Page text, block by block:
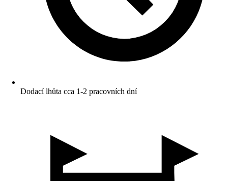
Dodací lhůta cca 1-2 pracovních dní